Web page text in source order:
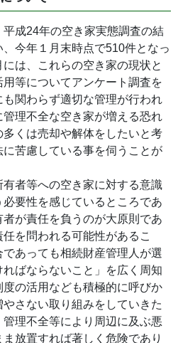
成24年の空き家実態調査の結
今年１月末時点で510件となっ
は、これらの空き家の現状と
等についてアンケート調査を
関わらず適切な管理が行われ
理不全な空き家が増える恐れ
くは売却や解体をしたいと考
苦慮している事を伺うことが
者等への空き家に対する意識
要性を感じているところであ
が責任を負うのが大原則であ
を問われる可能性があるこ
あっても相続財産管理人が選
ばならないこと」を広く周知
の活用なども積極的に呼びか
さない取り組みをしていきた
理不全等により周辺に及ぶ悪
放置すれば著しく危険であり